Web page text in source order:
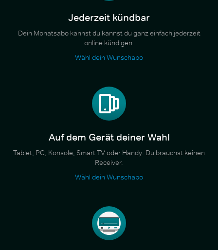
Jederzeit kündbar
Dein Monatsabo kannst du kannst du ganz einfach jederzeit
online kündigen.
Wähl dein Wunschabo
Auf dem Gerät deiner Wahl
Tablet, PC, Konsole, Smart TV oder Handy. Du brauchst keinen
Receiver.
Wähl dein Wunschabo